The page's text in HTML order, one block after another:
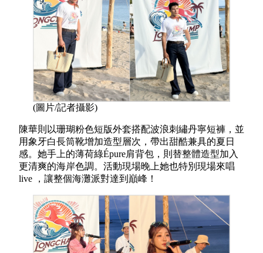
(圖片/記者攝影)
陳華則以珊瑚粉色短版外套搭配波浪刺繡丹寧短褲，並
用象牙白長筒靴增加造型層次，帶出甜酷兼具的夏日
感。她手上的薄荷綠Épure肩背包，則替整體造型加入
更清爽的海岸色調。活動現場晚上她也特別現場來唱
live ，讓整個海灘派對達到巔峰！